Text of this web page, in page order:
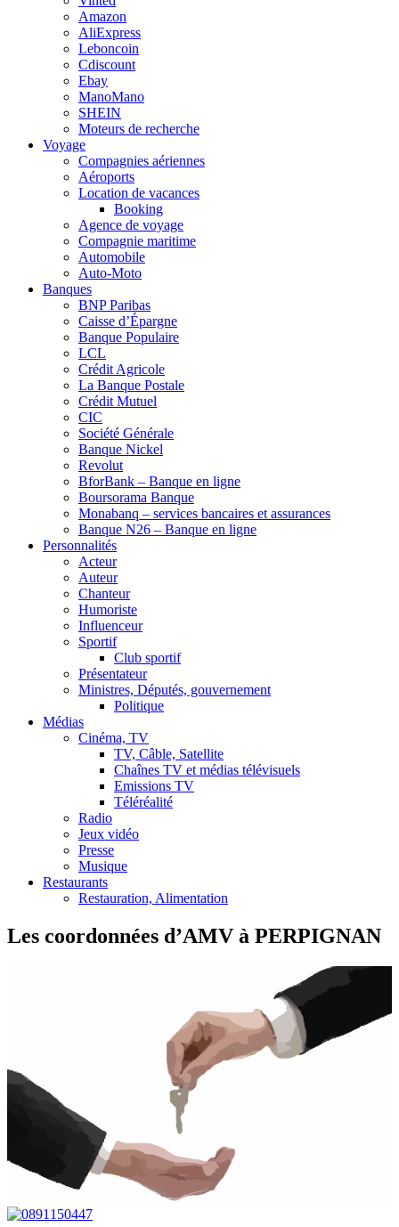
Amazon
AliExpress
Leboncoin
Cdiscount
Ebay
ManoMano
SHEIN
Moteurs de recherche
Voyage
Compagnies aériennes
Aéroports
Location de vacances
Booking
Agence de voyage
Compagnie maritime
Automobile
Auto-Moto
Banques
BNP Paribas
Caisse d’Épargne
Banque Populaire
LCL
Crédit Agricole
La Banque Postale
Crédit Mutuel
CIC
Société Générale
Banque Nickel
Revolut
BforBank – Banque en ligne
Boursorama Banque
Monabanq – services bancaires et assurances
Banque N26 – Banque en ligne
Personnalités
Acteur
Auteur
Chanteur
Humoriste
Influenceur
Sportif
Club sportif
Présentateur
Ministres, Députés, gouvernement
Politique
Médias
Cinéma, TV
TV, Câble, Satellite
Chaînes TV et médias télévisuels
Emissions TV
Téléréalité
Radio
Jeux vidéo
Presse
Musique
Restaurants
Restauration, Alimentation
Les coordonnées d’AMV à PERPIGNAN